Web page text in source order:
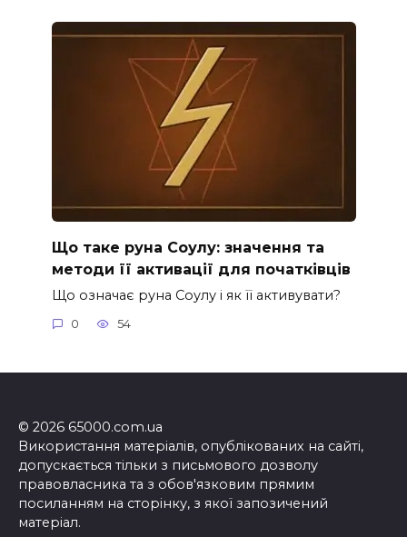
Що таке руна Соулу: значення та
методи її активації для початківців
Що означає руна Соулу і як її активувати?
0 54
© 2026 65000.com.ua
Використання матеріалів, опублікованих на сайті,
допускається тільки з письмового дозволу
правовласника та з обов'язковим прямим
посиланням на сторінку, з якої запозичений
матеріал.